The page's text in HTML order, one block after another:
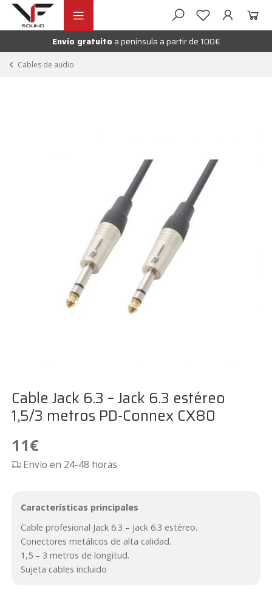
Ir
navegación
Ir
contenidoEnvío gratuito a peninsula a partir de 100€
Cables de audio
Cable Jack 6.3 – Jack 6.3 estéreo
1,5/3 metros PD-Connex CX80
11€
Envío en 24-48 horas
Características principales
Cable profesional Jack 6.3 – Jack 6.3 estéreo.
Conectores metálicos de alta calidad.
1,5 – 3 metros de longitud.
Sujeta cables incluido